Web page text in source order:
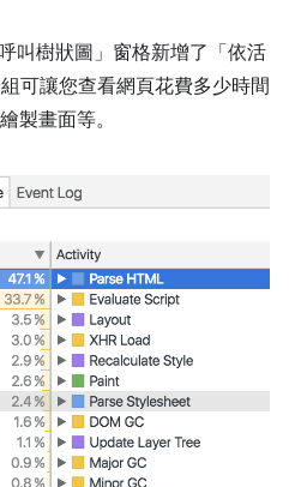
叫樹狀圖」 窗格新增了「依活
可讓您查看網頁花費多少時間
製畫面等。